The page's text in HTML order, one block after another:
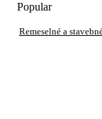
Popular
Remeselné a